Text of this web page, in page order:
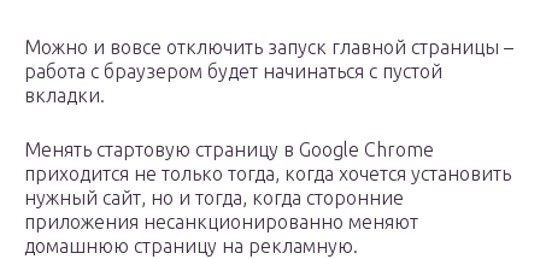
Можно и вовсе отключить запуск главной страницы –
работа с браузером будет начинаться с пустой
вкладки.
Менять стартовую страницу в Google Chrome
приходится не только тогда, когда хочется установить
нужный сайт, но и тогда, когда сторонние
приложения несанкционированно меняют
домашнюю страницу на рекламную.